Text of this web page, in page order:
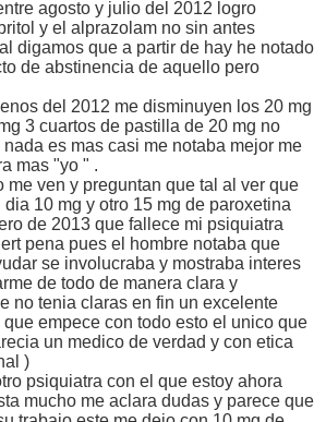
agosto y julio del 2012 logro
y el alprazolam no sin antes
digamos que a partir de hay he notado
de abstinencia de aquello pero
del 2012 me disminuyen los 20 mg
3 cuartos de pastilla de 20 mg no
es mas casi me notaba mejor me
mas "yo " .
me ven y preguntan que tal al ver que
10 mg y otro 15 mg de paroxetina
de 2013 que fallece mi psiquiatra
pena pues el hombre notaba que
se involucraba y mostraba interes
de todo de manera clara y
no tenia claras en fin un excelente
empece con todo esto el unico que
un medico de verdad y con etica
)
psiquiatra con el que estoy ahora
mucho me aclara dudas y parece que